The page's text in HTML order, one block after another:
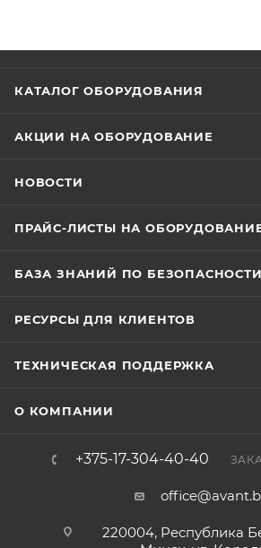
КАТАЛОГ ОБОРУДОВАНИЯ
АКЦИИ НА ОБОРУДОВАНИЕ
НОВОСТИ
ПРАЙС-ЛИСТЫ НА
БАЗА ЗНАНИЙ ПО БЕЗОПАСНОСТИ
РЕСУРСЫ ДЛЯ КЛИЕНТОВ
ТЕХНИЧЕСКАЯ ПОДДЕРЖКА
О КОМПАНИИ
+375-17-304-40-40
220004, Республика